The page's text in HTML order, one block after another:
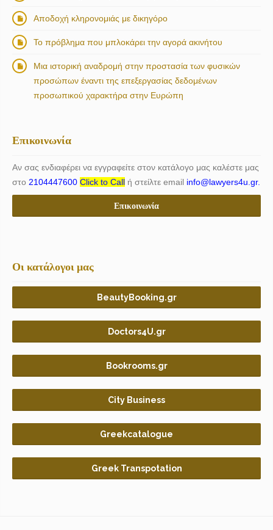
Αποδοχή κληρονομιάς με δικηγόρο
Το πρόβλημα που μπλοκάρει την αγορά ακινήτου
Μια ιστορική αναδρομή στην προστασία των φυσικών
προσώπων έναντι της επεξεργασίας δεδομένων
προσωπικού χαρακτήρα στην Ευρώπη
Επικοινωνία
Αν σας ενδιαφέρει να εγγραφείτε στον κατάλογο μας καλέστε μας
στο 2104447600 Click to Call ή στείλτε email info@lawyers4u.gr.
Επικοινωνία
Οι κατάλογοι μας
BeautyBooking.gr
Doctors4U.gr
Bookrooms.gr
City Business
Greekcatalogue
Greek Transpotation